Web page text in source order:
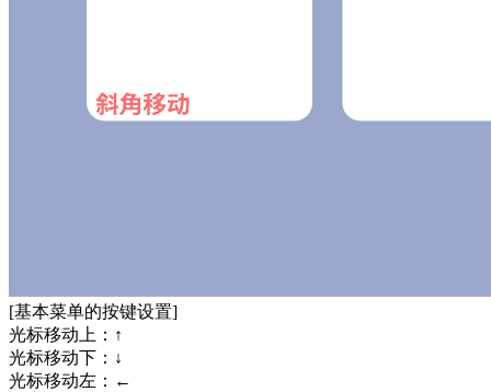
[基本菜单的按键设置]
光标移动上：↑
光标移动下：↓
光标移动左：←